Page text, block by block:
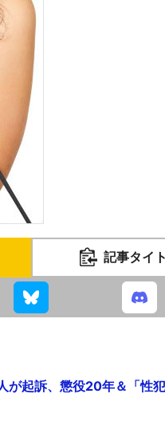
記事タイ
が起訴、懲役20年＆「性